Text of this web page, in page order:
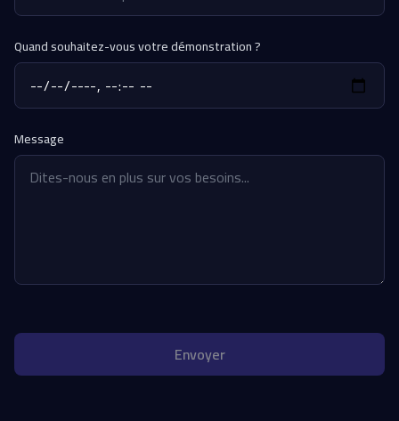
Quand souhaitez-vous votre démonstration ?
Message
Envoyer